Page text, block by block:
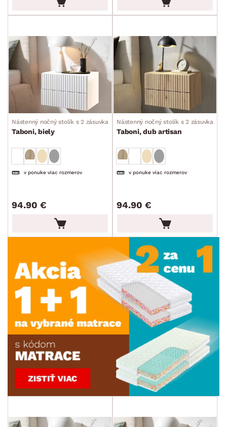
Nástenný nočný stolík s 2 zásuvkami
Taboni, biely
v ponuke viac rozmerov
94.90 €
Nástenný nočný stolík s 2 zásuvkami
Taboni, dub artisan
v ponuke viac rozmerov
94.90 €